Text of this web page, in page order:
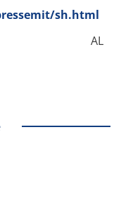
sh.html
AL